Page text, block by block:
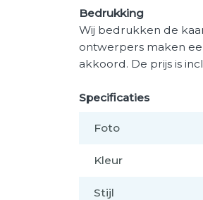
Bedrukking
Wij bedrukken de
ontwerpers maken
akkoord. De prijs is
Specificaties
Foto
Kleur
Stijl